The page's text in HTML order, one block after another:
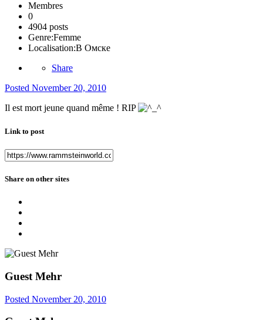
Membres
0
4904 posts
Genre:Femme
Localisation:В Омске
Share
Posted November 20, 2010
Il est mort jeune quand même ! RIP
Link to post
Share on other sites
Guest Mehr
Posted November 20, 2010